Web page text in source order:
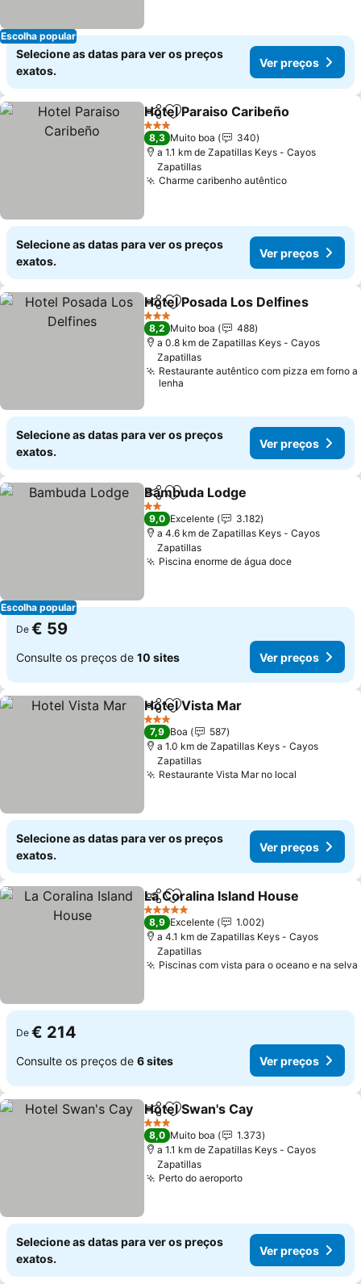
Escolha popular
Selecione as datas para ver os preços
exatos.
Ver preços
PartilharAdicionar aos favoritos
Hotel Paraiso Caribeño
3 Estrelas
8,3 Muito boa
340
a 1.1 km de Zapatillas Keys - Cayos
Zapatillas
Charme caribenho autênticoVer preços
Selecione as datas para ver os preços
exatos.
Ver preços
PartilharAdicionar aos favoritos
Hotel Posada Los Delfines
3 Estrelas
8,2 Muito boa
488
a 0.8 km de Zapatillas Keys - Cayos
Zapatillas
Restaurante autêntico com pizza em forno a
lenha
Selecione as datas para ver os preços
exatos.
Ver preços
Escolha popular
PartilharAdicionar aos favoritos
Bambuda Lodge
2 Estrelas
9,0 Excelente
3.182
a 4.6 km de Zapatillas Keys - Cayos
Zapatillas
Piscina enorme de água doceVer preços
De € 59
Consulte os preços de 10 sites Ver preços
PartilharAdicionar aos favoritos
Hotel Vista Mar
3 Estrelas
7,9 Boa
587
a 1.0 km de Zapatillas Keys - Cayos
Zapatillas
Restaurante Vista Mar no local
Selecione as datas para ver os preços
exatos.
Ver preços
PartilharAdicionar aos favoritos
La Coralina Island House
5 Estrelas
8,9 Excelente
1.002
a 4.1 km de Zapatillas Keys - Cayos
Zapatillas
Piscinas com vista para o oceano e na selva
De € 214
Consulte os preços de 6 sites Ver preços
PartilharAdicionar aos favoritos
Hotel Swan's Cay
3 Estrelas
8,0 Muito boa
1.373
a 1.1 km de Zapatillas Keys - Cayos
Zapatillas
Perto do aeroportoVer preços
Selecione as datas para ver os preços
exatos.
Ver preços